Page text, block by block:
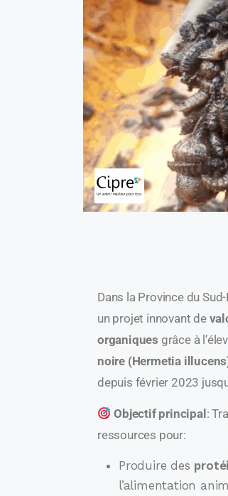
Dans la Province du
un projet innovant de
organiques grâce à
noire (Hermetia
depuis février 2023
Objectif principal :
ressources pour:
Produire des
l’alimentation